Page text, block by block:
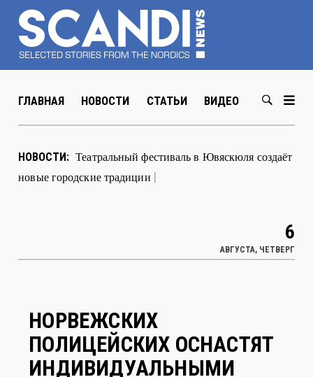
ГЛАВНАЯ НОВОСТИ СТАТЬИ ВИДЕО ABOUT US
НОВОСТИ: Театральный фестиваль в Ювяс|
АВГУСТА, ЧЕТВЕРГ
ПОЛИЦЕЙСКИХ ОСНАСТЯТ
ИНДИВИДУАЛЬНЫМИ
ВИДЕОРЕГИСТРАТОРАМИ